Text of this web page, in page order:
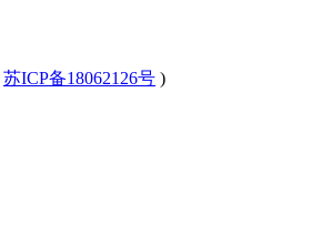
苏ICP备18062126号 )